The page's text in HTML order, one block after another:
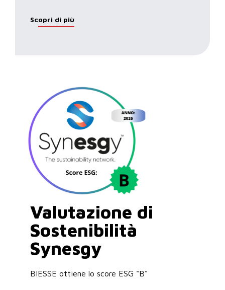
Scopri di più
Valutazione di
Sostenibilità
Synesgy
BIESSE ottiene lo score ESG "B"